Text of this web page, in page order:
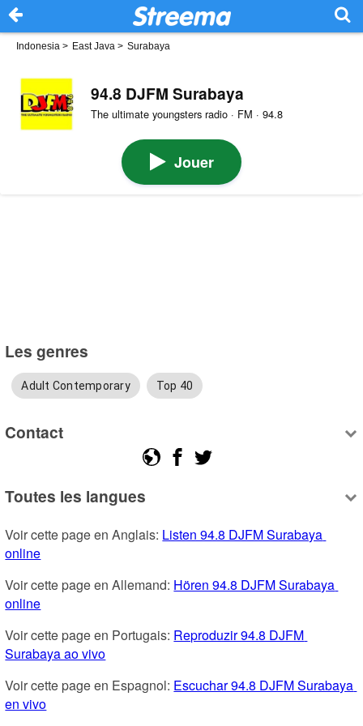
Indonesia > East Java > Surabaya
94.8 DJFM Surabaya
The ultimate youngsters radio · FM · 94.8
Jouer
Les genres
Adult Contemporary Top 40
Contact
Toutes les langues
Voir cette page en Anglais: Listen 94.8 DJFM Surabaya
online
Voir cette page en Allemand: Hören 94.8 DJFM Surabaya
online
Voir cette page en Portugais: Reproduzir 94.8 DJFM
Surabaya ao vivo
Voir cette page en Espagnol: Escuchar 94.8 DJFM Surabaya
en vivo